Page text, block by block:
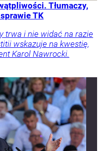
Tłumaczy,
TK
trwa i nie widać na razie
wskazuje na kwestię,
Karol Nawrocki.